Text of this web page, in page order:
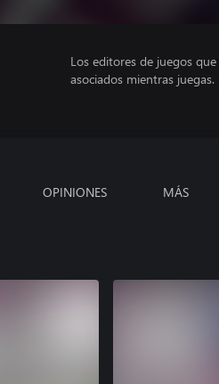
Los editores de juegos
asociados mientras juegas.
OPINIONES MÁS